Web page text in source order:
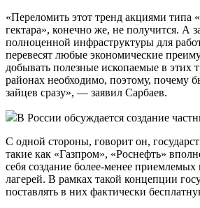
«Переломить этот тренд акциями типа
гектара», конечно же, не получится. А
полноценной инфраструктуры для
перевесят любые экономические
добывать полезные ископаемые в этих
районах необходимо, поэтому, почему
зайцев сразу», — заявил Сарбаев.
В России обсуждается создание
С одной стороны, говорит он,
такие как «Газпром», «Роснефть»
себя создание более-менее
лагерей. В рамках такой концепции
поставлять в них фактически